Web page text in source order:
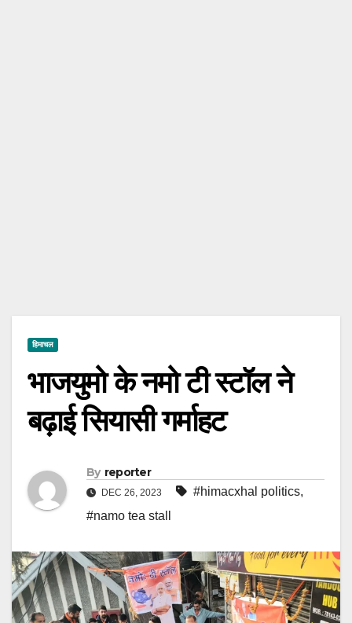
हिमाचल
भाजयुमो के नमो टी स्टॉल ने
बढ़ाई सियासी गर्माहट
By reporter
DEC 26, 2023 #himacxhal politics,
#namo tea stall